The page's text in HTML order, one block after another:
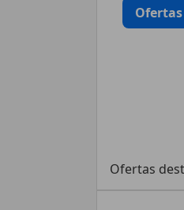
Ofertas